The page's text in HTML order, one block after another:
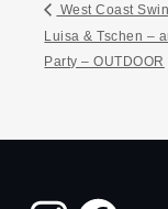
West Coast
Luisa & Tschen –
Party – OUTDOOR